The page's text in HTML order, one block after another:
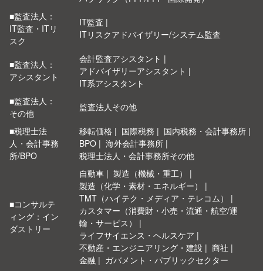
■監査法人：
IT監査・ITリ
スク
IT監査
ITリスクアドバイザリー/システム監査
■監査法人：
アシスタント
会計監査アシスタント
アドバイザリーアシスタント
IT系アシスタント
■監査法人：
その他
監査法人その他
■税理士法
人・会計事務
所/BPO
移転価格 国際税務
国内税務・会計事務所
BPO
海外会計事務所
税理士法人・会計事務所その他
■コンサルテ
ィング：イン
ダストリー
自動車
製造（機械・重工）
製造（化学・素材・エネルギー）
TMT（ハイテク・メディア・テレコム）
カスタマー（消費財・小売・流通・航空/運
輸・サービス）
ライフサイエンス・ヘルスケア
不動産・エンジニアリング・建設
商社
金融
ガバメント・パブリックセクター